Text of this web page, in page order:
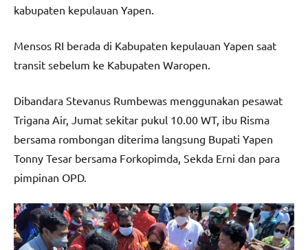
kabupaten kepulauan Yapen.
Mensos RI berada di Kabupaten kepulauan Yapen saat
transit sebelum ke Kabupaten Waropen.
Dibandara Stevanus Rumbewas menggunakan pesawat
Trigana Air, Jumat sekitar pukul 10.00 WT, ibu Risma
bersama rombongan diterima langsung Bupati Yapen
Tonny Tesar bersama Forkopimda, Sekda Erni dan para
pimpinan OPD.